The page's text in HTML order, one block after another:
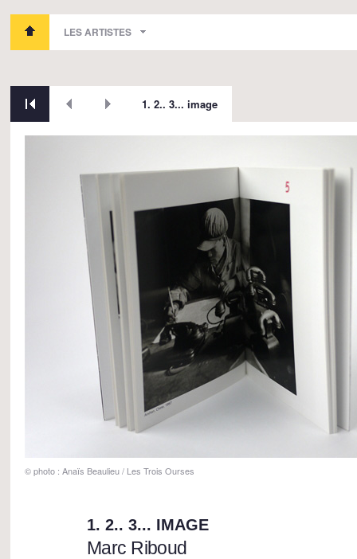
LES ARTISTES
1. 2.. 3... image
© photo : Anaïs Beaulieu / Les Trois Ourses
1. 2.. 3... IMAGE
Marc Riboud